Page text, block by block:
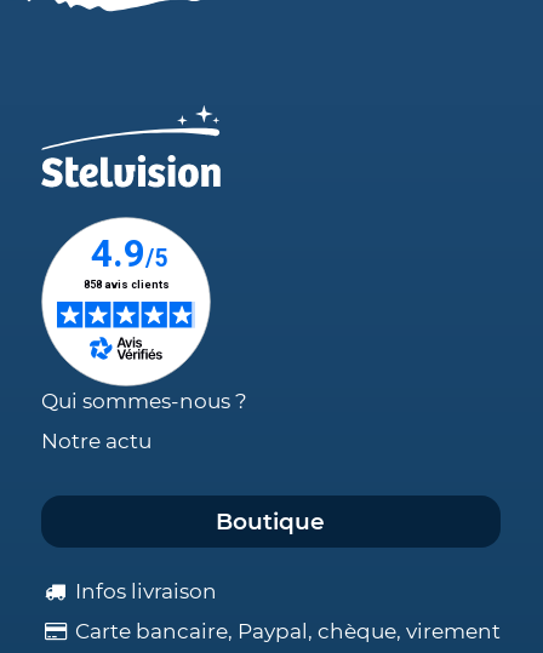
Qui sommes-nous ?
Notre actu
Boutique
Infos livraison
Carte bancaire, Paypal, chèque, virement